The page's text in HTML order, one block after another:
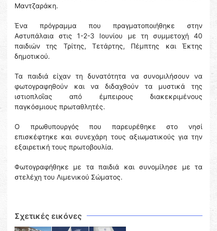
Μαντζαράκη.
Ένα πρόγραμμα που πραγματοποιήθηκε στην
Αστυπάλαια στις 1-2-3 Ιουνίου με τη συμμετοχή 40
παιδιών της Τρίτης, Τετάρτης, Πέμπτης και Έκτης
δημοτικού.
Τα παιδιά είχαν τη δυνατότητα να συνομιλήσουν να
φωτογραφηθούν και να διδαχθούν τα μυστικά της
ιστιοπλοΐας από έμπειρους διακεκριμένους
παγκόσμιους πρωταθλητές.
Ο πρωθυπουργός που παρευρέθηκε στο νησί
επισκέφτηκε και συνεχάρη τους αξιωματικούς για την
εξαιρετική τους πρωτοβουλία.
Φωτογραφήθηκε με τα παιδιά και συνομίλησε με τα
στελέχη του Λιμενικού Σώματος.
Σχετικές εικόνες